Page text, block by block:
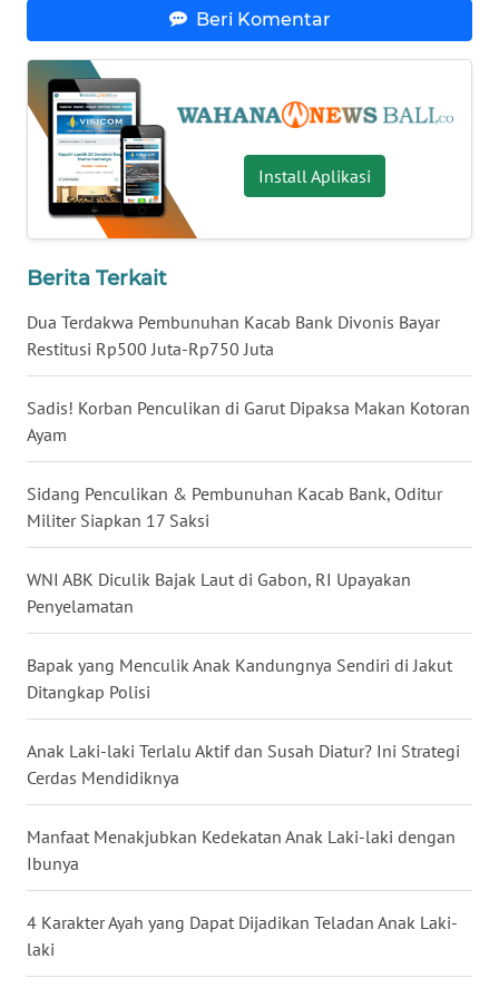
Beri Komentar
Install Aplikasi
Berita Terkait
Dua Terdakwa Pembunuhan Kacab Bank Divonis Bayar
Restitusi Rp500 Juta-Rp750 Juta
Sadis! Korban Penculikan di Garut Dipaksa Makan Kotoran
Ayam
Sidang Penculikan & Pembunuhan Kacab Bank, Oditur
Militer Siapkan 17 Saksi
WNI ABK Diculik Bajak Laut di Gabon, RI Upayakan
Penyelamatan
Bapak yang Menculik Anak Kandungnya Sendiri di Jakut
Ditangkap Polisi
Anak Laki-laki Terlalu Aktif dan Susah Diatur? Ini Strategi
Cerdas Mendidiknya
Manfaat Menakjubkan Kedekatan Anak Laki-laki dengan
Ibunya
4 Karakter Ayah yang Dapat Dijadikan Teladan Anak Laki-
laki
WN
BABEL
WN
SUMBAR
WN
SUMSEL
BENGKULU
LAMPUNG
JATENG
WN
NUSANTARA
WN
JOGJA
WN
JATIM
WN